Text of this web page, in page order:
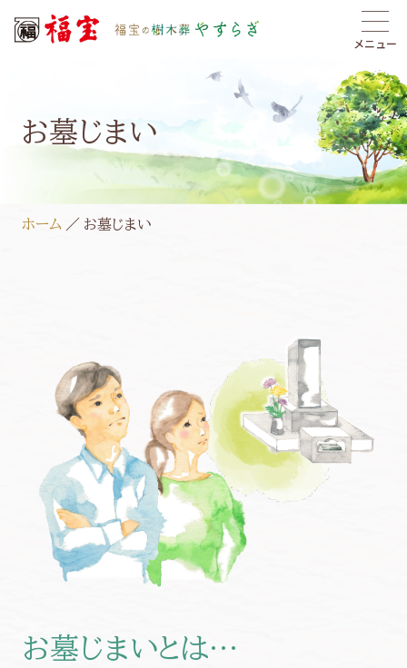
メニュー
お墓じまい
ホーム お墓じまい
お墓じまいとは…